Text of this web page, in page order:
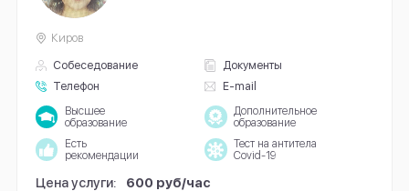
Собеседование
Документы
Телефон
E-mail
Киров
Высшее
образование
Дополнительное
образование
Есть
рекомендации
Тест на антитела
Covid-19
Цена услуги:
600 руб/час